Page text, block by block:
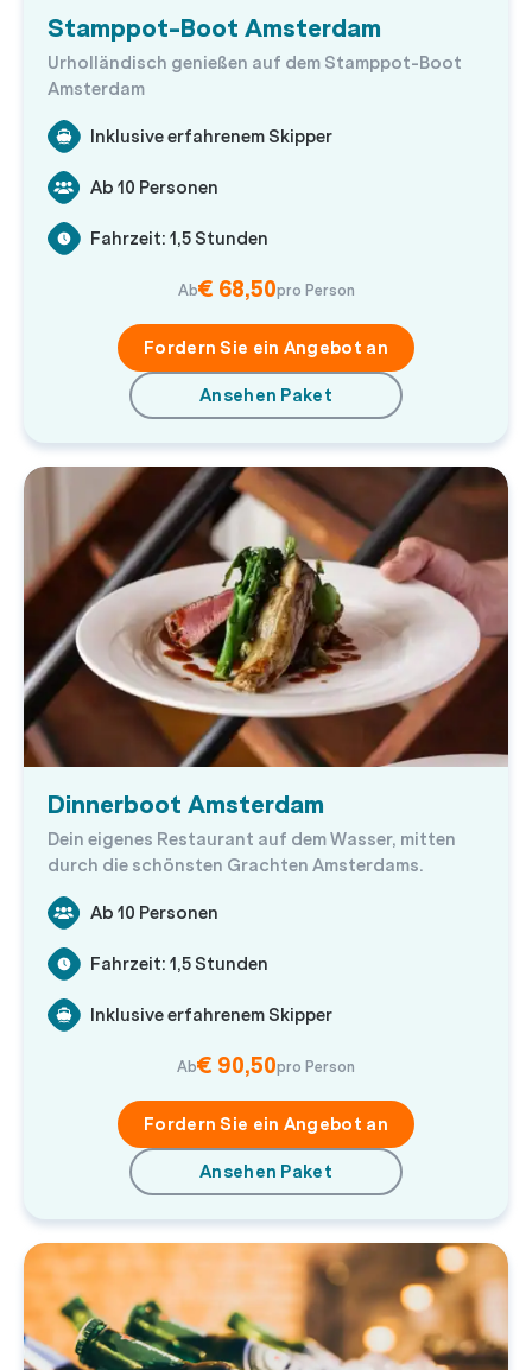
Stamppot-Boot Amsterdam
Urholländisch genießen auf dem Stamppot-Boot
Amsterdam
Inklusive erfahrenem Skipper
Ab 10 Personen
Fahrzeit: 1,5 Stunden
Ab€ 68,50pro Person
Fordern Sie ein Angebot an
Ansehen Paket
Dinnerboot Amsterdam
Dein eigenes Restaurant auf dem Wasser, mitten
durch die schönsten Grachten Amsterdams.
Ab 10 Personen
Fahrzeit: 1,5 Stunden
Inklusive erfahrenem Skipper
Ab€ 90,50pro Person
Fordern Sie ein Angebot an
Ansehen Paket